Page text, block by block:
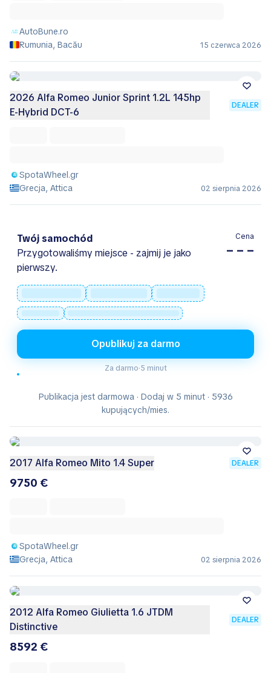
AutoBune.ro
Rumunia, Bacău
15 czerwca 2026
2026 Alfa Romeo Junior Sprint 1.2L 145hp
E-Hybrid DCT-6
DEALER
SpotaWheel.gr
Grecja, Attica
02 sierpnia 2026
Twój samochód
Przygotowaliśmy miejsce - zajmij je jako
pierwszy.
Cena
– – –
Opublikuj za darmo
Za darmo·5 minut
Publikacja jest darmowa · Dodaj w 5 minut · 5936
kupujących/mies.
2017 Alfa Romeo Mito 1.4 Super DEALER
9750 €
SpotaWheel.gr
Grecja, Attica
02 sierpnia 2026
2012 Alfa Romeo Giulietta 1.6 JTDM
Distinctive
DEALER
8592 €